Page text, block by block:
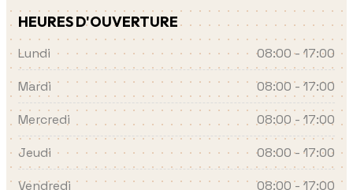
HEURES D'OUVERTURE
Lundi
08:00 - 17:00
Mardi
08:00 - 17:00
Mercredi
08:00 - 17:00
Jeudi
08:00 - 17:00
Vendredi
08:00 - 17:00